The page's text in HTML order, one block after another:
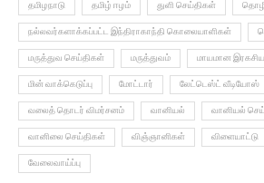
தமிழநாடு தமிழ் ஈழம் துளி செய்திகள்
நல்லவர்களாக்கப்பட்ட இந்திராகாந்தி கொலையாளிகள்
மருத்துவ செய்திகள் மருத்துவம் மாயமான
மின் வாக்கெடுப்பு மோட்டார் லேட்டெஸ்ட் வீடியோஸ்
வலைத் தொடர் விமர்சனம் வானியல் வானியல்
வானிலை செய்திகள் விஞ்ஞானிகள் விளையாட்டு
வேலைவாய்ப்பு